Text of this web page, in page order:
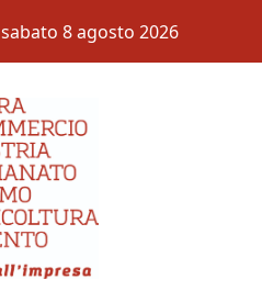
sabato 8 agosto 2026